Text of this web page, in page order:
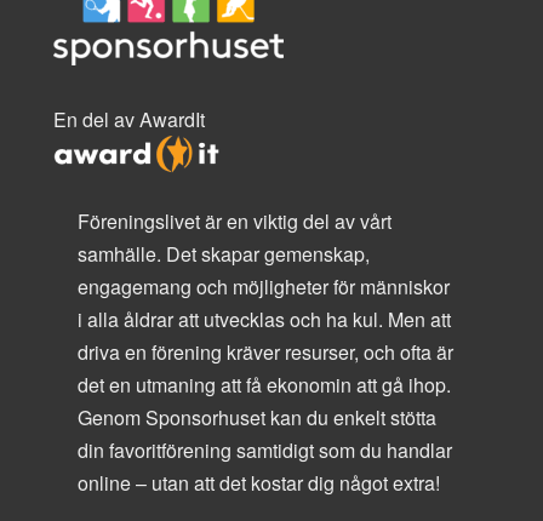
En del av AwardIt
Föreningslivet är en viktig del av vårt
samhälle. Det skapar gemenskap,
engagemang och möjligheter för människor
i alla åldrar att utvecklas och ha kul. Men att
driva en förening kräver resurser, och ofta är
det en utmaning att få ekonomin att gå ihop.
Genom Sponsorhuset kan du enkelt stötta
din favoritförening samtidigt som du handlar
online – utan att det kostar dig något extra!